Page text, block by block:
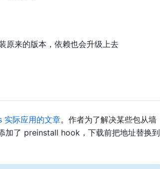
原来的版本，依赖也会升级上去
际应用的文章。作者为了解决某些包从墙
加了 preinstall hook，下载前把地址替换到